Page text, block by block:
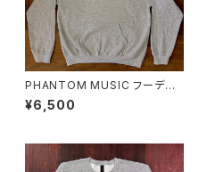
PHANTOM MUSIC フーディ
ー
¥6,500